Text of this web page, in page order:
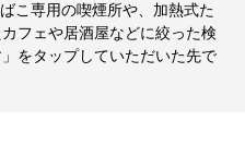
こ専用の喫煙所や、加熱式た
フェや居酒屋などに絞った検
をタップしていただいた先で